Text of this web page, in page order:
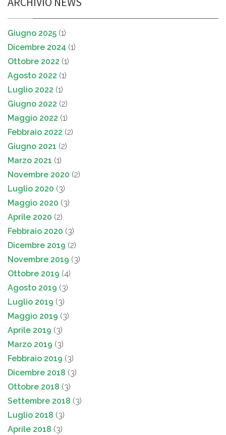
Giugno 2025 (1)
Dicembre 2024 (1)
Ottobre 2022 (1)
Agosto 2022 (1)
Luglio 2022 (1)
Giugno 2022 (2)
Maggio 2022 (1)
Febbraio 2022 (2)
Giugno 2021 (2)
Marzo 2021 (1)
Novembre 2020 (2)
Luglio 2020 (3)
Maggio 2020 (3)
Aprile 2020 (2)
Febbraio 2020 (3)
Dicembre 2019 (2)
Novembre 2019 (3)
Ottobre 2019 (4)
Agosto 2019 (3)
Luglio 2019 (3)
Maggio 2019 (3)
Aprile 2019 (3)
Marzo 2019 (3)
Febbraio 2019 (3)
Dicembre 2018 (3)
Ottobre 2018 (3)
Settembre 2018 (3)
Luglio 2018 (3)
Aprile 2018 (3)